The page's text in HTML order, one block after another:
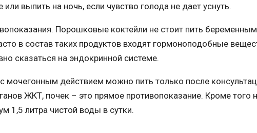
выпить на ночь, если чувство голода не дает уснуть.
Порошковые коктейли не стоит пить
в состав таких продуктов входят гормоноподобные
сказаться на эндокринной системе.
действием можно пить только после
ЖКТ, почек – это прямое противопоказание. Кроме того
1,5 литра чистой воды в сутки.